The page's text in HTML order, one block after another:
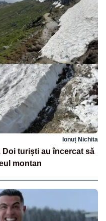
Ionuț Nichita
turiști au încercat să
montan